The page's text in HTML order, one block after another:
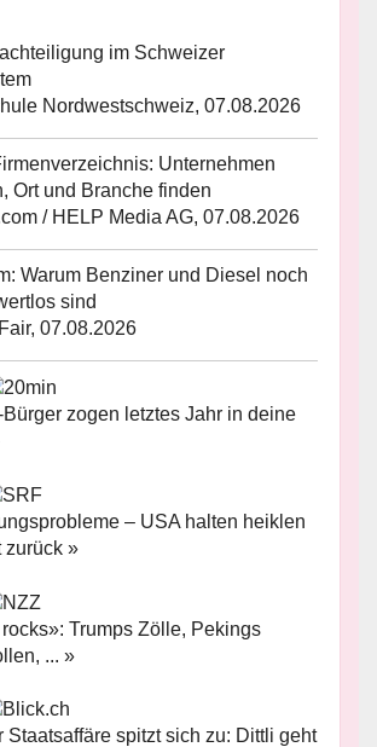
im Schweizer
Nordwestschweiz, 07.08.2026
Unternehmen
Ort und Branche finden
/ HELP Media AG, 07.08.2026
Warum Benziner und Diesel noch
sind
07.08.2026
zogen letztes Jahr in deine
– USA halten heiklen
zurück »
Trumps Zölle, Pekings
... »
Staatsaffäre spitzt sich zu: Dittli geht